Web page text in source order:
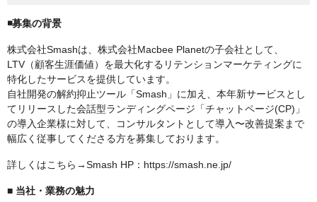
◾️募集の背景
株式会社Smashは、株式会社Macbee Planetの子会社として、
LTV（顧客生涯価値）を最大化するリテンションマーケティングに
特化したサービスを提供しています。
自社開発の解約抑止ツール「Smash」に加え、本年新サービスとし
てリリースした会話型ランディングページ「チャットページ(CP)」
の導入企業様に対して、コンサルタントとして導入〜改善提案まで
幅広く従事してくださる方を募集しております。
詳しくはこちら→Smash HP：https://smash.ne.jp/
■ 当社・業務の魅力